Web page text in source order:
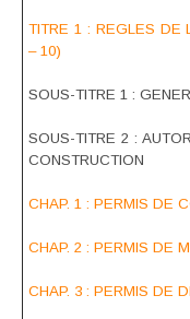
TITRE 1 : REGLES DE
– 10)
SOUS-TITRE 1 :
SOUS-TITRE 2 :
CONSTRUCTION
CHAP. 1 : PERMIS DE
CHAP. 2 : PERMIS DE
CHAP. 3 : PERMIS DE